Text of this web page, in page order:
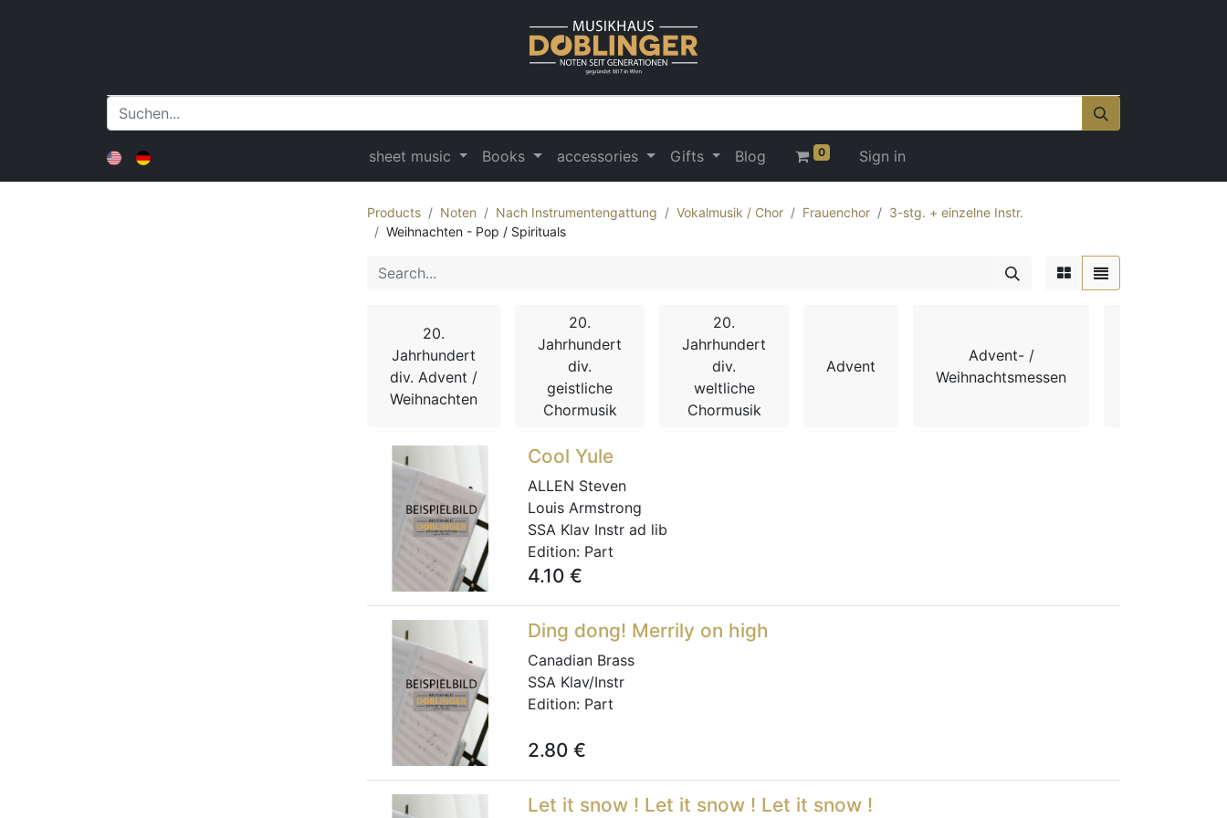
sheet music Books accessories Gifts Blog 0 Sign in
Products Noten Nach Instrumentengattung Vokalmusik / Chor Frauenchor
3-stg. + einzelne Instr.
Weihnachten - Pop / Spirituals
20.
Jahrhundert
div. Advent /
Weihnachten
20.
Jahrhundert
div.
geistliche
Chormusik
20.
Jahrhundert
div.
weltliche
Chormusik
Advent
Advent- /
Weihnachtsmessen
Cool Yule
ALLEN Steven
Louis Armstrong
SSA Klav Instr ad lib
Edition: Part
4.10 €
Ding dong! Merrily on high
Canadian Brass
SSA Klav/Instr
Edition: Part
2.80 €
Let it snow ! Let it snow ! Let it snow !